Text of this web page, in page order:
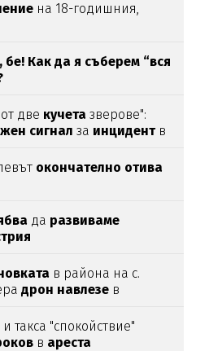
на 18-годишния,
бе! Как да я съберем “вся
от две кучета зверове":
сигнал за инцидентв
окончателно отива
да развиваме
в района на с.
дрон навлезе в
такса "спокойствие"
в ареста